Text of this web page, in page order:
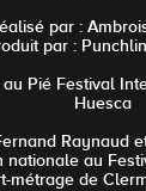
par :
par :
Pié Festival
Huesca
Raynaud
nationale au
métrage de